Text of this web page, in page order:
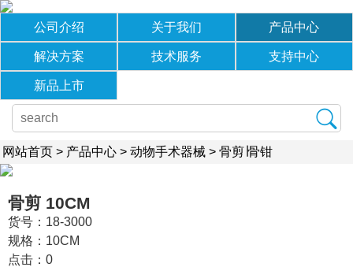
公司介绍 关于我们 产品中心
解决方案 技术服务 支持中心
新品上市
网站首页 > 产品中心 > 动物手术器械 > 骨剪∣骨钳
骨剪 10CM
货号：18-3000
规格：10CM
点击：0